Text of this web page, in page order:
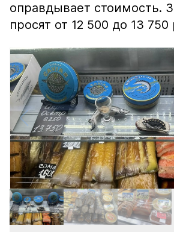
оправдывает стоимость.
просят от 12 500 до 13 750